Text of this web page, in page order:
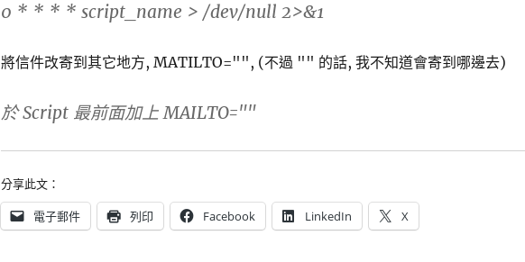
0 * * * * script_name > /dev/null 2>&1
將信件改寄到其它地方, MATILTO="", (不過 "" 的話, 我不知道會寄到哪邊去)
於 Script 最前面加上 MAILTO=""
分享此文：
電子郵件 列印 Facebook LinkedIn X